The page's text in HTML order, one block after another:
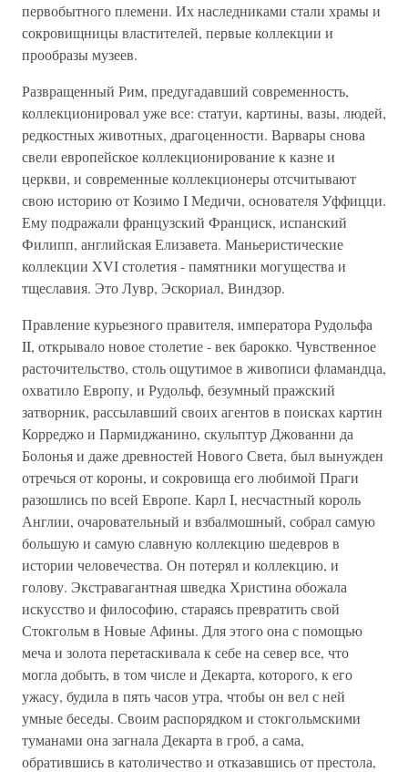
первобытного племени. Их наследниками стали храмы и
сокровищницы властителей, первые коллекции и
прообразы музеев.
Развращенный Рим, предугадавший современность,
коллекционировал уже все: статуи, картины, вазы, людей,
редкостных животных, драгоценности. Варвары снова
свели европейское коллекционирование к казне и
церкви, и современные коллекционеры отсчитывают
свою историю от Козимо I Медичи, основателя Уффицци.
Ему подражали французский Франциск, испанский
Филипп, английская Елизавета. Маньеристические
коллекции XVI столетия - памятники могущества и
тщеславия. Это Лувр, Эскориал, Виндзор.
Правление курьезного правителя, императора Рудольфа
II, открывало новое столетие - век барокко. Чувственное
расточительство, столь ощутимое в живописи фламандца,
охватило Европу, и Рудольф, безумный пражский
затворник, рассылавший своих агентов в поисках картин
Корреджо и Пармиджанино, скульптур Джованни да
Болонья и даже древностей Нового Света, был вынужден
отречься от короны, и сокровища его любимой Праги
разошлись по всей Европе. Карл I, несчастный король
Англии, очаровательный и взбалмошный, собрал самую
большую и самую славную коллекцию шедевров в
истории человечества. Он потерял и коллекцию, и
голову. Экстравагантная шведка Христина обожала
искусство и философию, стараясь превратить свой
Стокгольм в Новые Афины. Для этого она с помощью
меча и золота перетаскивала к себе на север все, что
могла добыть, в том числе и Декарта, которого, к его
ужасу, будила в пять часов утра, чтобы он вел с ней
умные беседы. Своим распорядком и стокгольмскими
туманами она загнала Декарта в гроб, а сама,
обратившись в католичество и отказавшись от престола,